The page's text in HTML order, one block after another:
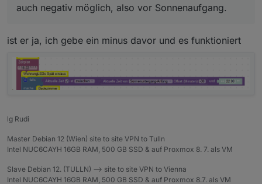
(Wird aber wahrscheinlich nicht gehen)
Beste Grüsse paul
auch negativ möglich, also vor Sonnenaufgang.
ist er ja, ich gebe ein minus davor und es funktioniert
lg Rudi
Master Debian 12 (Wien) site to site VPN to Tulln
Intel NUC6CAYH 16GB RAM, 500 GB SSD & auf Proxmox 8. 7. als VM
Slave Debian 12. (TULLN) --> site to site VPN to Vienna
Intel NUC6CAYH 16GB RAM, 500 GB SSD & auf Proxmox 8.7. als VM